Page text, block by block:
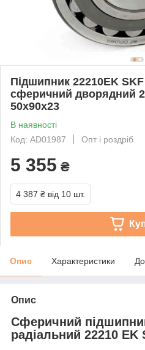
Підшипник 22210EK
сферичний дворядний
50х90х23
В наявності
Код: AD01987
Опт і роздріб
5 355 ₴
4 387 ₴ від 10 шт.
Опис Характеристики
Опис
Сферичний
радіальний 22210 EK